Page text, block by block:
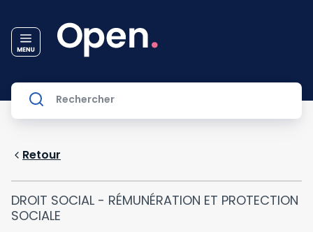
Retour
DROIT SOCIAL - RÉMUNÉRATION ET PROTECTION
SOCIALE